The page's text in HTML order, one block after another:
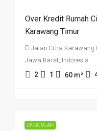
Over Kredit Rumah
Karawang Timur
Jalan Citra Karawang
Jawa Barat, Indonesia
2 1 60 m²
UNGGULAN